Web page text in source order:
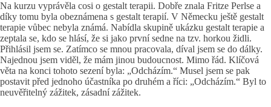
Na kurzu vyprávěla cosi o gestalt terapii. Dobře znala Fritze Perlse a
díky tomu byla obeznámena s gestalt terapií. V Německu ještě gestalt
terapie vůbec nebyla známá. Nabídla skupině ukázku gestalt terapie a
zeptala se, kdo se hlásí, že si jako první sedne na tzv. horkou židli.
Přihlásil jsem se. Zatímco se mnou pracovala, díval jsem se do dálky.
Najednou jsem viděl, že mám jinou budoucnost. Mimo řád. Klíčová
věta na konci tohoto sezení byla: „Odcházím.“ Musel jsem se pak
postavit před jednoho účastníka po druhém a říci: „Odcházím.“ Byl to
neuvěřitelný zážitek, zásadní zážitek.